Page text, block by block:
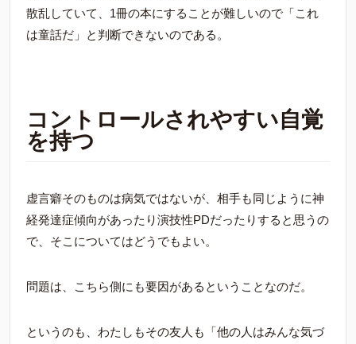
散乱していて、1冊の本にすることが難しいので「これ
は童話だ」と判断できないのである。
コントロールされやすい自覚
を持つ
虚言癖そのものは病気ではないが、相手も同じように神
経発達症傾向があったり演技性PDだったりすると思うの
で、そこについてはどうでもよい。
問題は、こちら側にも要因があるということなのだ。
というのも、わたしもその友人も「他の人はみんな気づ